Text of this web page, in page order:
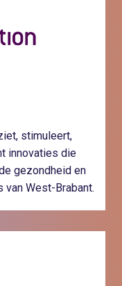
stimuleert,
innovaties die
gezondheid en
West-Brabant.